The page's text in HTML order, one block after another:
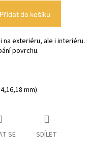
Přidat do košíku
na exteriéru, ale i
povrchu.
mm)
SE SDÍLET